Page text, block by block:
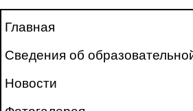
Главная
Сведения об
Новости